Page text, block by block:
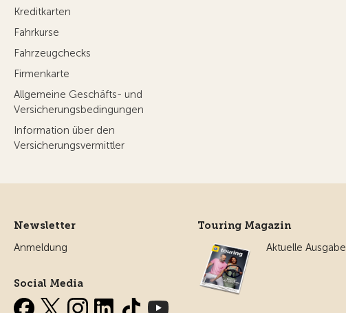
Kreditkarten
Fahrkurse
Fahrzeugchecks
Firmenkarte
Allgemeine Geschäfts- und
Versicherungsbedingungen
Information über den
Versicherungsvermittler
Newsletter
Anmeldung
Social Media
Touring Magazin
Aktuelle Ausgabe